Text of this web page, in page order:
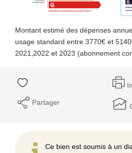
Montant estimé des dépenses
usage standard entre 3770€ et
2021,2022 et 2023 (abonnement
Partager
Ce bien est soumis à un